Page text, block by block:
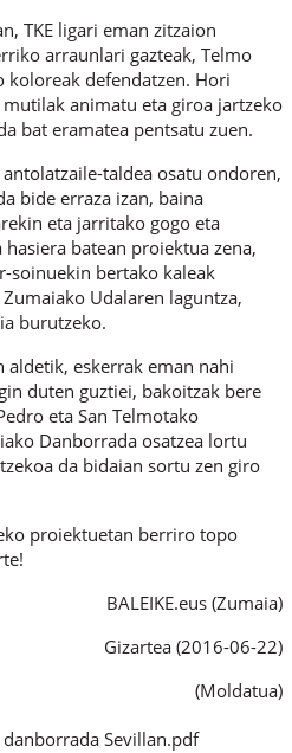
TKE ligari eman zitzaion
arraunlari gazteak, Telmo
defendatzen. Hori
animatu eta giroa jartzeko
bat eramatea pentsatu zuen.
taldea osatu ondoren,
bide erraza izan, baina
eta jarritako gogo eta
batean proiektua zena,
soinuekin bertako kaleak
Udalaren laguntza,
burutzeko.
aldetik, eskerrak eman nahi
duten guztiei, bakoitzak bere
eta San Telmotako
Danborrada osatzea lortu
da bidaian sortu zen giro
proiektuetan berriro topo
BALEIKE.eus (Zumaia)
Gizartea (2016-06-22)
(Moldatua)
Sevillan.pdf